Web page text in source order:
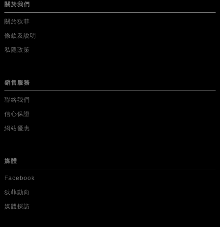
關於我們
關於狄菲
條款及說明
私隱政策
銷售服務
聯絡我們
信心保證
網站優惠
媒體
Facebook
狄菲動向
媒體採訪